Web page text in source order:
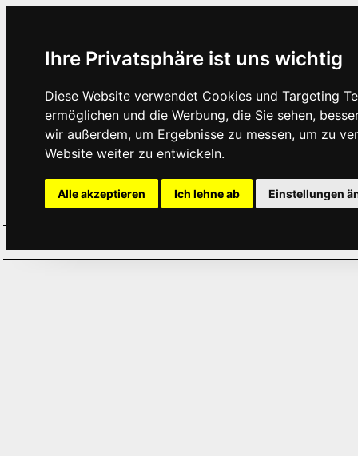
Ihre Privatsphäre ist uns wichtig
Diese Website verwendet Cookies und Targeting
ermöglichen und die Werbung, die Sie sehen,
wir außerdem, um Ergebnisse zu messen, um zu
Website weiter zu entwickeln.
Alle akzeptieren Ich lehne ab Einstellungen